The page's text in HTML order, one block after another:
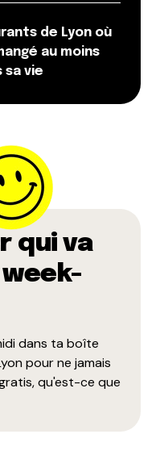
de Lyon où
au moins
sa vie
qui va
dans ta boîte
pour ne jamais
qu'est-ce que